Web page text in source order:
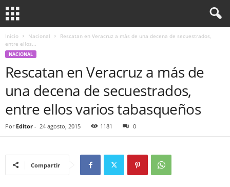
Inicio Nacional
Rescatan en Veracruz a más de una decena de secuestrados,
entre ellos...
NACIONAL
Rescatan en Veracruz a más de
una decena de secuestrados,
entre ellos varios tabasqueños
Por Editor - 24 agosto, 2015 1181 0
Compartir